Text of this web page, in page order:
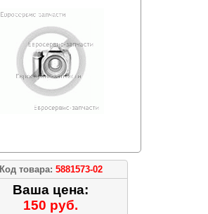
Код товара: 5881573-02
Ваша цена:
150 руб.